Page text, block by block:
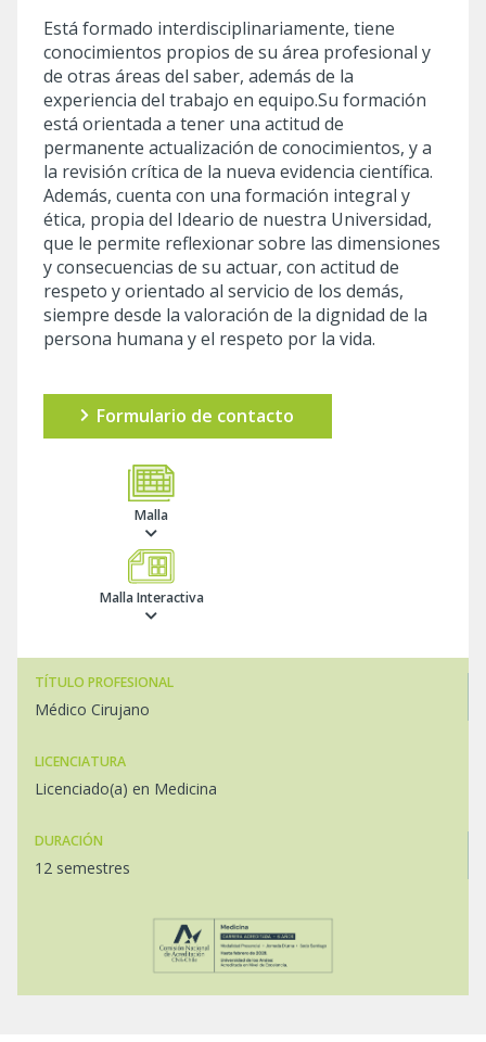
Está formado interdisciplinariamente, tiene
conocimientos propios de su área profesional y
de otras áreas del saber, además de la
experiencia del trabajo en equipo.Su formación
está orientada a tener una actitud de
permanente actualización de conocimientos, y a
la revisión crítica de la nueva evidencia científica.
Además, cuenta con una formación integral y
ética, propia del Ideario de nuestra Universidad,
que le permite reflexionar sobre las dimensiones
y consecuencias de su actuar, con actitud de
respeto y orientado al servicio de los demás,
siempre desde la valoración de la dignidad de la
persona humana y el respeto por la vida.
Formulario de contacto
Malla
Malla Interactiva
TÍTULO PROFESIONAL
Médico Cirujano
LICENCIATURA
Licenciado(a) en Medicina
DURACIÓN
12 semestres